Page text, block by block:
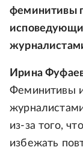
феминитивы
Ирина
Феминитивы
из-за того,
избежать